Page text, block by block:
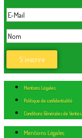
Mentions Légales
Politique de confidentialité
Conditions Générales de Ventes
Mentions Légales